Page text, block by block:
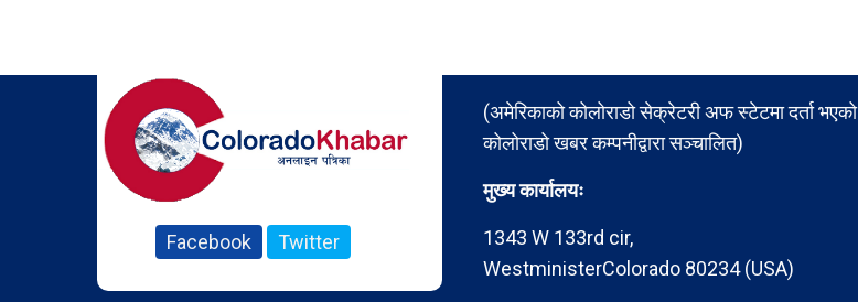
Facebook Twitter
(अमेरिकाको कोलोराडो सेक्रेटरी अफ स्टेटमा दर्ता भएको
कोलोराडो खबर कम्पनीद्वारा सञ्चालित)
मुख्य कार्यालयः
1343 W 133rd cir,
WestministerColorado 80234 (USA)